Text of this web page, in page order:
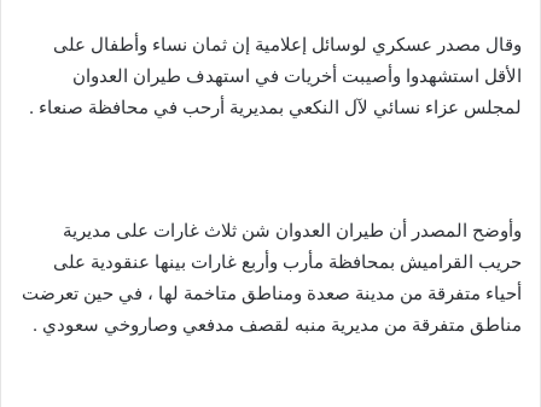
وقال مصدر عسكري لوسائل إعلامية إن ثمان نساء وأطفال على
الأقل استشهدوا وأصيبت أخريات في استهدف طيران العدوان
لمجلس عزاء نسائي لآل النكعي بمديرية أرحب في محافظة صنعاء .
وأوضح المصدر أن طيران العدوان شن ثلاث غارات على مديرية
حريب القراميش بمحافظة مأرب وأربع غارات بينها عنقودية على
أحياء متفرقة من مدينة صعدة ومناطق متاخمة لها ، في حين تعرضت
مناطق متفرقة من مديرية منبه لقصف مدفعي وصاروخي سعودي .